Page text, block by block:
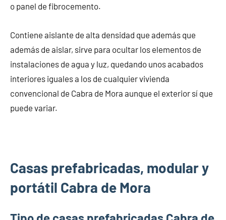
o panel de fibrocemento.
Contiene aislante de alta densidad que además que
además de aislar, sirve para ocultar los elementos de
instalaciones de agua y luz, quedando unos acabados
interiores iguales a los de cualquier vivienda
convencional de Cabra de Mora aunque el exterior sí que
puede variar.
Casas prefabricadas, modular y
portátil Cabra de Mora